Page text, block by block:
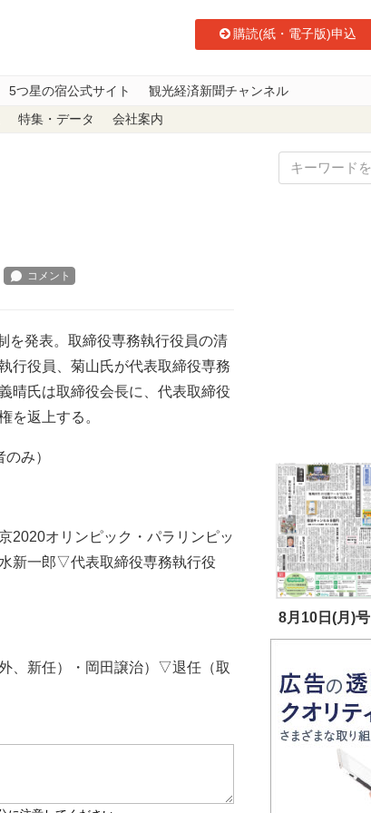
購読(紙・電子版)申込
5つ星の宿公式サイト 観光経済新聞チャンネル
特集・データ 会社案内
発表。取締役専務執行役員の清
行役員、菊山氏が代表取締役専務
晴氏は取締役会長に、代表取締役
を返上する。
み）
オリンピック・パラリンピッ
新一郎▽代表取締役専務執行役
、新任）・岡田譲治）▽退任（取
8月10日(月)号